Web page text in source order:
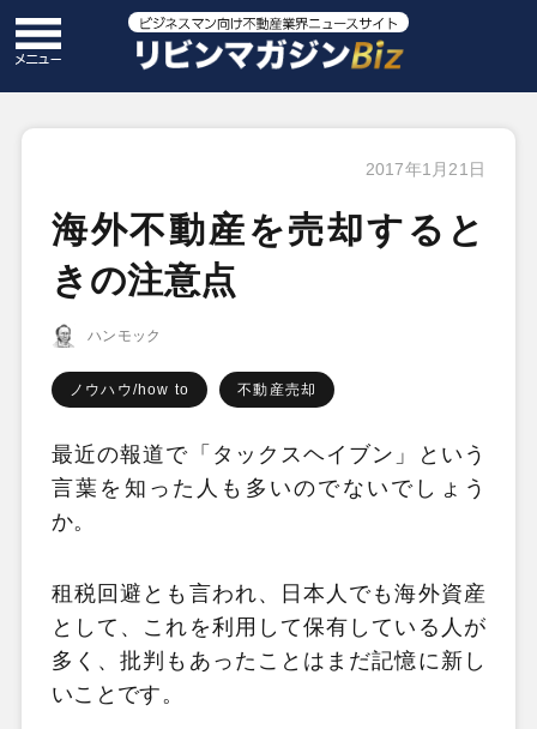
2017年1月21日
海外不動産を売却すると
きの注意点
ハンモック
ノウハウ/how to 不動産売却
最近の報道で「タックスヘイブン」という
言葉を知った人も多いのでないでしょう
か。
租税回避とも言われ、日本人でも海外資産
として、これを利用して保有している人が
多く、批判もあったことはまだ記憶に新し
いことです。